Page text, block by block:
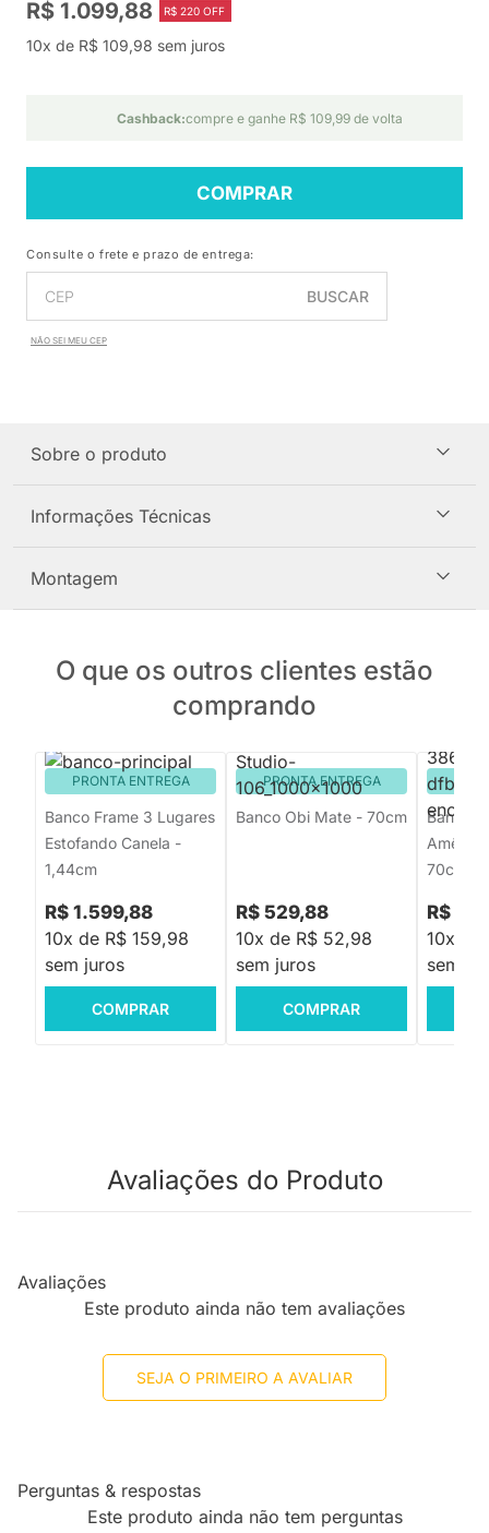
R$ 1.099,88 R$ 220 OFF
10x de R$ 109,98 sem juros
Cashback:compre e ganhe R$ 109,99 de volta
COMPRAR
Consulte o frete e prazo de entrega:
BUSCAR
NÃO SEI MEU CEP
Sobre o produto
Informações Técnicas
Montagem
O que os outros clientes estão
comprando
PRONTA ENTREGA
Banco Frame 3 Lugares
Estofando Canela -
1,44cm
R$ 1.599,88
10x de R$ 159,98
sem juros
COMPRAR
PRONTA ENTREGA
Banco Obi Mate - 70cm
R$ 529,88
10x de R$ 52,98
sem juros
COMPRAR
Banco
70cm
R$
10x de
sem
Avaliações do Produto
Avaliações
Este produto ainda não tem avaliações
SEJA O PRIMEIRO A AVALIAR
Perguntas & respostas
Este produto ainda não tem perguntas